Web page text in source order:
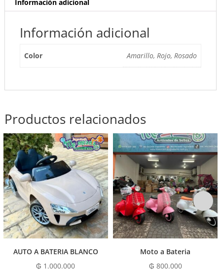
b
o
o
k
A
p
p
ar
tir
Información adicional
Información adicional
Color Amarillo, Rojo, Rosado
Productos relacionados
AUTO A BATERIA BLANCO
₲ 1.000.000
Moto a Bateria
₲ 800.000